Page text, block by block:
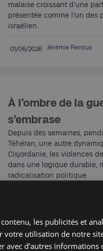
malaise croissant d’une
présentée comme l’un des
israélien.
01/06/2026 Jérémie Renous
À l’ombre de la
s’embrase
Depuis des semaines,
Téhéran, une autre
Cisjordanie, les violences
dans une logique durable,
radicalisation politique.
les publicités et
utilisation de notre
avec d'autres informations